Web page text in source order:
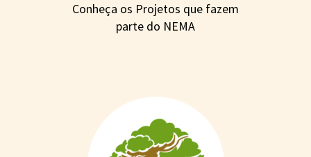
Conheça os Projetos que fazem
parte do NEMA